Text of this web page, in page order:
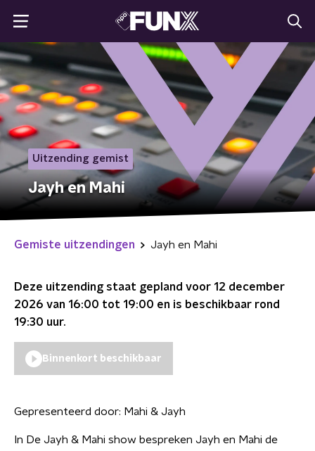
Uitzending gemist
Jayh en Mahi
Gemiste uitzendingen Jayh en Mahi
Deze uitzending staat gepland voor 12 december
2026 van 16:00 tot 19:00 en is beschikbaar rond
19:30 uur.
Binnenkort beschikbaar
Gepresenteerd door: Mahi & Jayh
In De Jayh & Mahi show bespreken Jayh en Mahi de